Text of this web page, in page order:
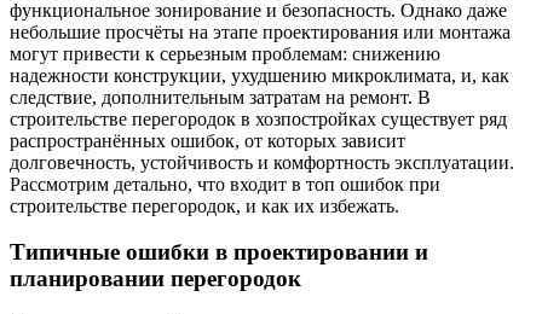
функциональное зонирование и безопасность. Однако даже
небольшие просчёты на этапе проектирования или монтажа
могут привести к серьезным проблемам: снижению
надежности конструкции, ухудшению микроклимата, и, как
следствие, дополнительным затратам на ремонт. В
строительстве перегородок в хозпостройках существует ряд
распространённых ошибок, от которых зависит
долговечность, устойчивость и комфортность эксплуатации.
Рассмотрим детально, что входит в топ ошибок при
строительстве перегородок, и как их избежать.
Типичные ошибки в проектировании и
планировании перегородок